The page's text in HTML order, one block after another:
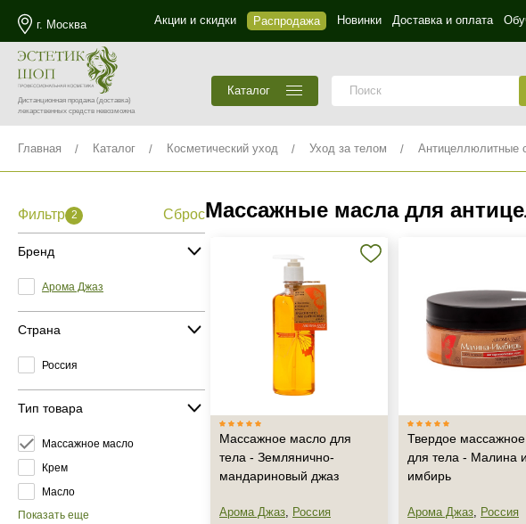
г. Москва Акции и скидки Распродажа Новинки Доставка и оплата
Дистанционная продажа(доставка)
лекарственных средств невозможна
Каталог
Главная Каталог Косметический уход Уход за телом Антицеллюлитные
Фильтр 2 Сброс
Бренд
Арома Джаз
Страна
Россия
Тип товара
Массажное масло
Крем
Масло
Показать еще
Массажные масла для
Массажное масло для
тела - Землянично-
мандариновый джаз
Арома Джаз, Россия
Твердое
для тела - Малина и
имбирь
Арома Джаз, Россия